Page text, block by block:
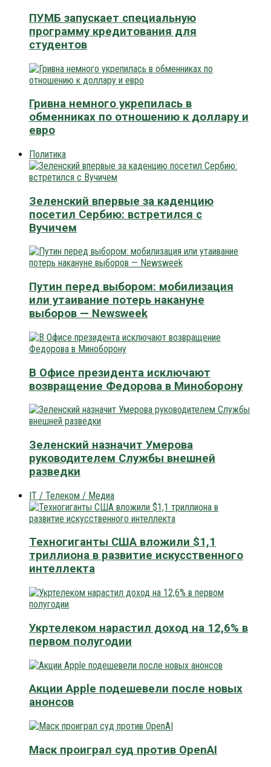
ПУМБ запускает специальную
программу кредитования для
студентов
Гривна немного укрепилась в
обменниках по отношению к доллару и
евро
Политика
Зеленский впервые за каденцию
посетил Сербию: встретился с
Вучичем
Путин перед выбором: мобилизация
или утаивание потерь накануне
выборов — Newsweek
В Офисе президента исключают
возвращение Федорова в Миноборону
Зеленский назначит Умерова
руководителем Службы внешней
разведки
IT / Телеком / Медиа
Техногиганты США вложили $1,1
триллиона в развитие искусственного
интеллекта
Укртелеком нарастил доход на 12,6% в
первом полугодии
Акции Apple подешевели после новых
анонсов
Маск проиграл суд против OpenAI